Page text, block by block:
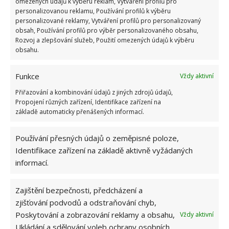
personalizovanou reklamu, Používání profilů k výběru
personalizované reklamy, Vytváření profilů pro personalizovaný
obsah, Používání profilů pro výběr personalizovaného obsahu,
Rozvoj a zlepšování služeb, Použití omezených údajů k výběru
obsahu.
Funkce
Vždy aktivní
Přiřazování a kombinování údajů z jiných zdrojů údajů,
Propojení různých zařízení, Identifikace zařízení na
základě automaticky přenášených informací.
Používání přesných údajů o zeměpisné poloze,
Identifikace zařízení na základě aktivně vyžádaných
informací.
Zajištění bezpečnosti, předcházení a
zjišťování podvodů a odstraňování chyb,
Poskytování a zobrazování reklamy a obsahu,
Ukládání a sdělování voleb ochrany osobních
Vždy aktivní
toto jsou ty nejznámější.
Zdroj: Goodhousekeeping